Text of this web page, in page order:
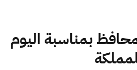
بمناسبة اليوم